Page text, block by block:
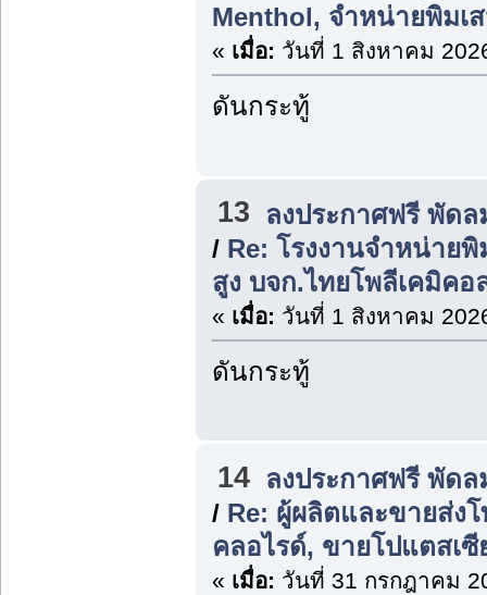
Menthol, จำหน่ายพิมเ
« เมื่อ: วันที่ 1 สิงหาคม
ดันกระทู้
13
ลงประกาศฟรี พัด
/ Re: โรงงานจำหน่าย
สูง บจก.ไทยโพลีเคมิคอ
« เมื่อ: วันที่ 1 สิงหาคม
ดันกระทู้
14 ลงประกาศฟรี พัด
/ Re: ผู้ผลิตและขายส่ง
คลอไรด์, ขายโปแตสเ
« เมื่อ: วันที่ 31 กรกฎาคม